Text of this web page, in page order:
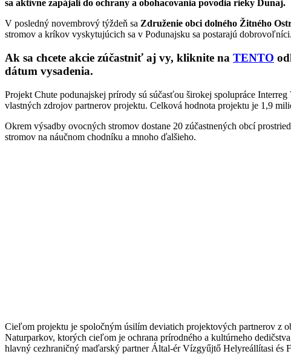
sa aktívne zapájali do ochrany a obohacovania povodia rieky Dunaj.
V posledný novembrový týždeň sa Združenie obci dolného Žitného
stromov a kríkov vyskytujúcich sa v Podunajsku sa postarajú dobrovoľníci.
Ak sa chcete akcie zúčastniť aj vy, kliknite na TENTO
dátum vysadenia.
Projekt Chute podunajskej prírody sú súčasťou širokej spolupráce
vlastných zdrojov partnerov projektu. Celková hodnota projektu je 1,9
Okrem výsadby ovocných stromov dostane 20 zúčastnených obcí
stromov na náučnom chodníku a mnoho ďalšieho.
Cieľom projektu je spoločným úsilím deviatich projektových partnerov z
Naturparkov, ktorých cieľom je ochrana prírodného a kultúrneho
hlavný cezhraničný maďarský partner Által-ér Vízgyűjtő Helyreállítasi és